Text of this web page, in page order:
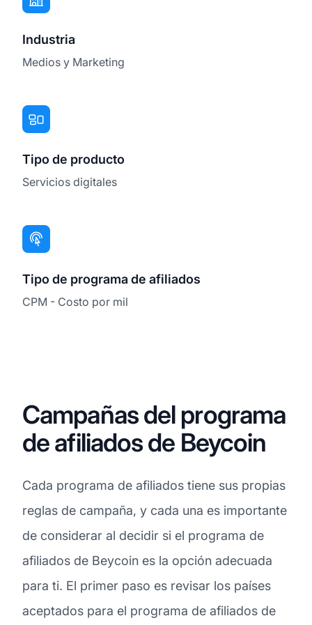
Industria
Medios y Marketing
Tipo de producto
Servicios digitales
Tipo de programa de afiliados
CPM - Costo por mil
Campañas del programa
de afiliados de Beycoin
Cada programa de afiliados tiene sus propias
reglas de campaña, y cada una es importante
de considerar al decidir si el programa de
afiliados de Beycoin es la opción adecuada
para ti. El primer paso es revisar los países
aceptados para el programa de afiliados de